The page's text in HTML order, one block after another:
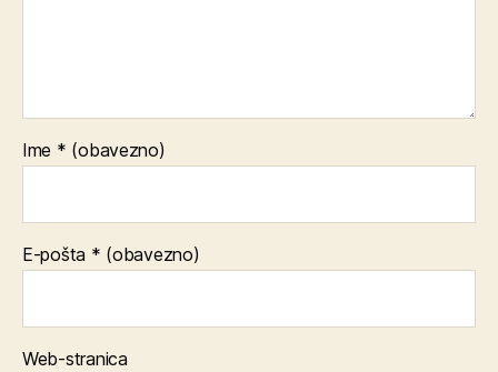
Ime * (obavezno)
E-pošta * (obavezno)
Web-stranica